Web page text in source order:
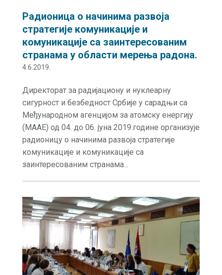
Радионицa о начинима развоја
стратегије комуникације и
комуникације са заинтересованим
странама у области мерења радона.
4.6.2019.
Директорат за радијациону и нуклеарну
сигурност и безбедност Србије у сарадњи са
Међународном агенцијом за атомску енергију
(МААЕ) од 04. до 06. јуна 2019.године организује
радионицу о начинима развоја стратегије
комуникације и комуникације са
заинтересованим странама...